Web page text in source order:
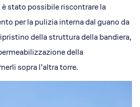
stato possibile riscontrare la
per la pulizia interna dal guano da
della struttura della bandiera,
della
sopra l’altra torre.